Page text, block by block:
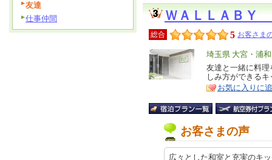
ＷＡＬＬＡＢＹ
総合 5 お客さま
エ
リ
ア
埼玉県 大宮・浦
特
徴
友達と一緒に料
しみ方ができる
お気に入りに
お客さまの声
広々とした和室と充実のキ
友達
仕事仲間